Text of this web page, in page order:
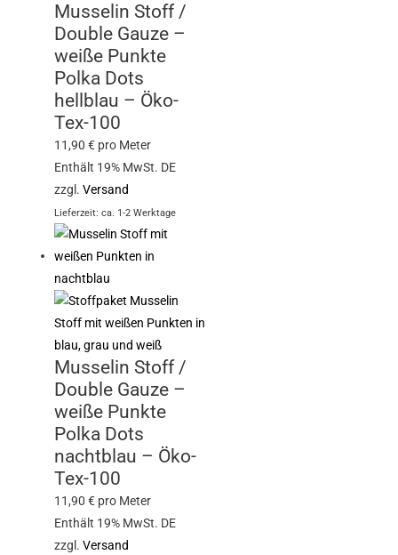
Musselin Stoff /
Double Gauze –
weiße Punkte
Polka Dots
hellblau – Öko-
Tex-100
11,90€ pro Meter
Enthält 19% MwSt. DE
zzgl.Versand
Lieferzeit: ca. 1-2 Werktage
Musselin Stoff /
Double Gauze –
weiße Punkte
Polka Dots
nachtblau – Öko-
Tex-100
11,90€ pro Meter
Enthält 19% MwSt. DE
zzgl.Versand